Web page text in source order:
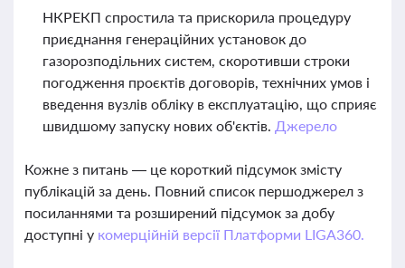
НКРЕКП спростила та прискорила процедуру
приєднання генераційних установок до
газорозподільних систем, скоротивши строки
погодження проєктів договорів, технічних умов і
введення вузлів обліку в експлуатацію, що сприяє
швидшому запуску нових об'єктів. Джерело
Кожне з питань — це короткий підсумок змісту
публікацій за день. Повний список першоджерел з
посиланнями та розширений підсумок за добу
доступні у комерційній версії Платформи LIGA360.